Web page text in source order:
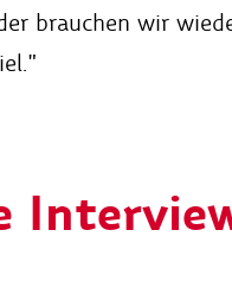
brauchen wir